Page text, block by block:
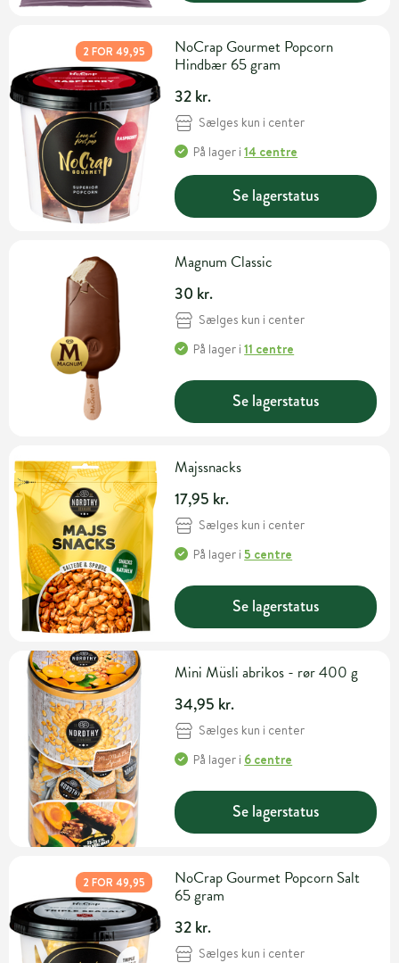
2 FOR 49,95
NoCrap Gourmet Popcorn
Hindbær 65 gram
32 kr.
Sælges kun i center
På lager i14 centre
Se lagerstatus
Magnum Classic
30 kr.
Sælges kun i center
På lager i11 centre
Se lagerstatus
Majssnacks
17,95 kr.
Sælges kun i center
På lager i5 centre
Se lagerstatus
Mini Müsli abrikos - rør 400 g
34,95 kr.
Sælges kun i center
På lager i 6 centre
Se lagerstatus
2 FOR 49,95
NoCrap Gourmet Popcorn Salt
65 gram
32 kr.
Sælges kun i center